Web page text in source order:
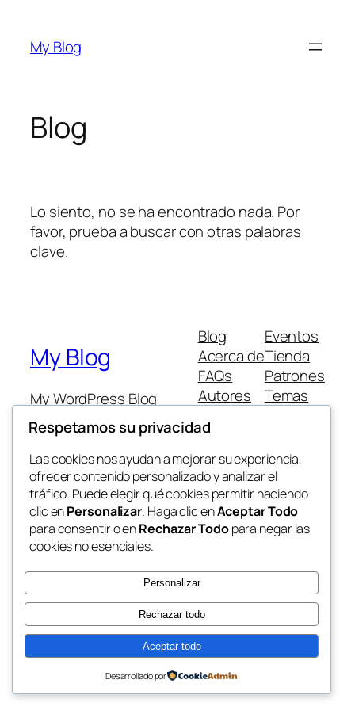
contenido
My Blog
Blog
Lo siento, no se ha encontrado nada. Por
favor, prueba a buscar con otras palabras
clave.
My Blog
My WordPress Blog
Blog
Acerca de
FAQs
Autores
Eventos
Tienda
Patrones
Temas
Twenty Twenty-Five Diseñado conWordPress
Respetamos su privacidad
Las cookies nos ayudan a mejorar su experiencia,
ofrecer contenido personalizado y analizar el
tráfico. Puede elegir qué cookies permitir haciendo
clic enPersonalizar. Haga clic enAceptar Todo
para consentir o enRechazar Todopara negar las
cookies no esenciales.
Personalizar
Rechazar todo
Aceptar todo
Desarrollado por